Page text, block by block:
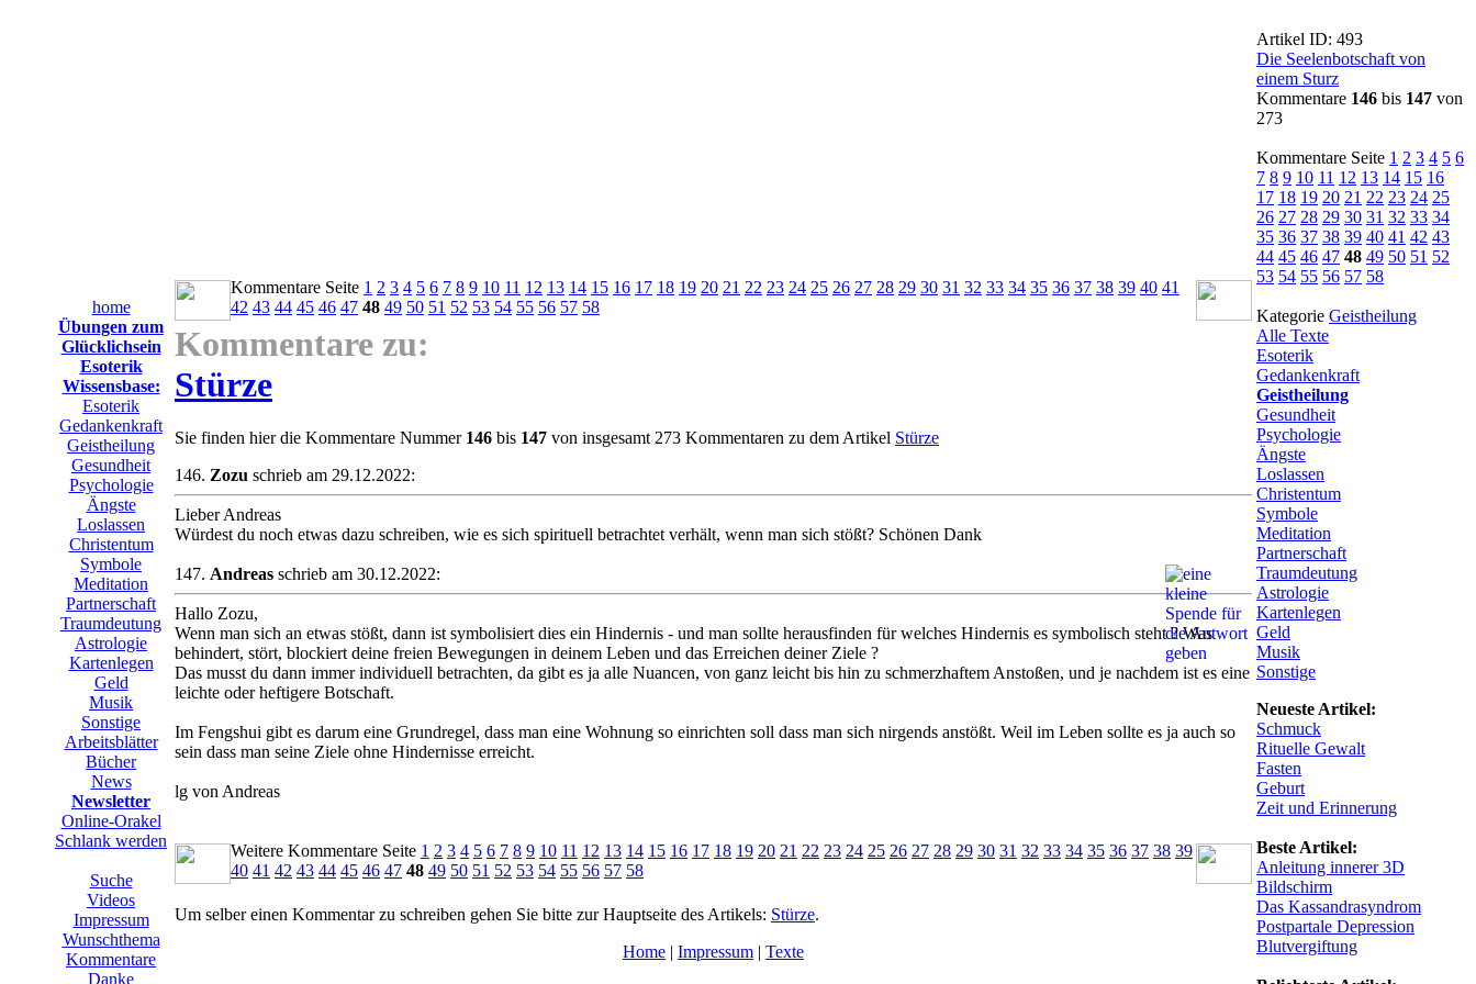
home
Übungen zum
Glücklichsein
Esoterik
Wissensbase:
Esoterik
Gedankenkraft
Geistheilung
Gesundheit
Psychologie
Ängste
Loslassen
Christentum
Symbole
Meditation
Partnerschaft
Traumdeutung
Astrologie
Kartenlegen
Geld
Musik
Sonstige
Arbeits­blätter
Bücher
News
Newsletter
Online-Orakel
Schlank werden
Suche
Videos
Impressum
Wunschthema
Kommentare
Danke
Kommentare Seite 1 2 3 4 5 6 7 8 9 10 11 12 13 14 15 16 17 18 19 20 21 22 23 24 25 26 27 28 29 30 31 32 33 34 35 36 37 38 39 40 41
42 43 44 45 46 47 48 49 50 51 52 53 54 55 56 57 58
Kommentare zu:
Stürze
Sie finden hier die Kommentare Nummer 146 bis 147 von insgesamt 273 Kommentaren zu dem Artikel Stürze
146. Zozu schrieb am 29.12.2022:
Lieber Andreas
Würdest du noch etwas dazu schreiben, wie es sich spirituell betrachtet verhält, wenn man sich stößt? Schönen Dank
147. Andreas schrieb am 30.12.2022:
Hallo Zozu,
Wenn man sich an etwas stößt, dann ist symbolisiert dies ein Hindernis - und man sollte herausfinden für welches Hindernis es symbolisch steht ? Was
behindert, stört, blockiert deine freien Bewegungen in deinem Leben und das Erreichen deiner Ziele ?
Das musst du dann immer individuell betrachten, da gibt es ja alle Nuancen, von ganz leicht bis hin zu schmerzhaftem Anstoßen, und je nachdem ist es eine
leichte oder heftigere Botschaft.
Im Fengshui gibt es darum eine Grundregel, dass man eine Wohnung so einrichten soll dass man sich nirgends anstößt. Weil im Leben sollte es ja auch so
sein dass man seine Ziele ohne Hindernisse erreicht.
lg von Andreas
Weitere Kommentare Seite 1 2 3 4 5 6 7 8 9 10 11 12 13 14 15 16 17 18 19 20 21 22 23 24 25 26 27 28 29 30 31 32 33 34 35 36 37 38 39
40 41 42 43 44 45 46 47 48 49 50 51 52 53 54 55 56 57 58
Um selber einen Kommentar zu schreiben gehen Sie bitte zur Hauptseite des Artikels: Stürze.
Home | Impressum | Texte
Artikel ID: 493
Die Seelenbotschaft von
einem Sturz
Kommentare 146 bis 147 von
273
Kommentare Seite 1 2 3 4 5 6
7 8 9 10 11 12 13 14 15 16
17 18 19 20 21 22 23 24 25
26 27 28 29 30 31 32 33 34
35 36 37 38 39 40 41 42 43
44 45 46 47 48 49 50 51 52
53 54 55 56 57 58
Kategorie Geistheilung
Alle Texte
Esoterik
Gedankenkraft
Geistheilung
Gesundheit
Psychologie
Ängste
Loslassen
Christentum
Symbole
Meditation
Partnerschaft
Traumdeutung
Astrologie
Kartenlegen
Geld
Musik
Sonstige
Neueste Artikel:
Schmuck
Rituelle Gewalt
Fasten
Geburt
Zeit und Erinnerung
Beste Artikel:
Anleitung innerer 3D
Bildschirm
Das Kassandrasyndrom
Postpartale Depression
Blutvergiftung